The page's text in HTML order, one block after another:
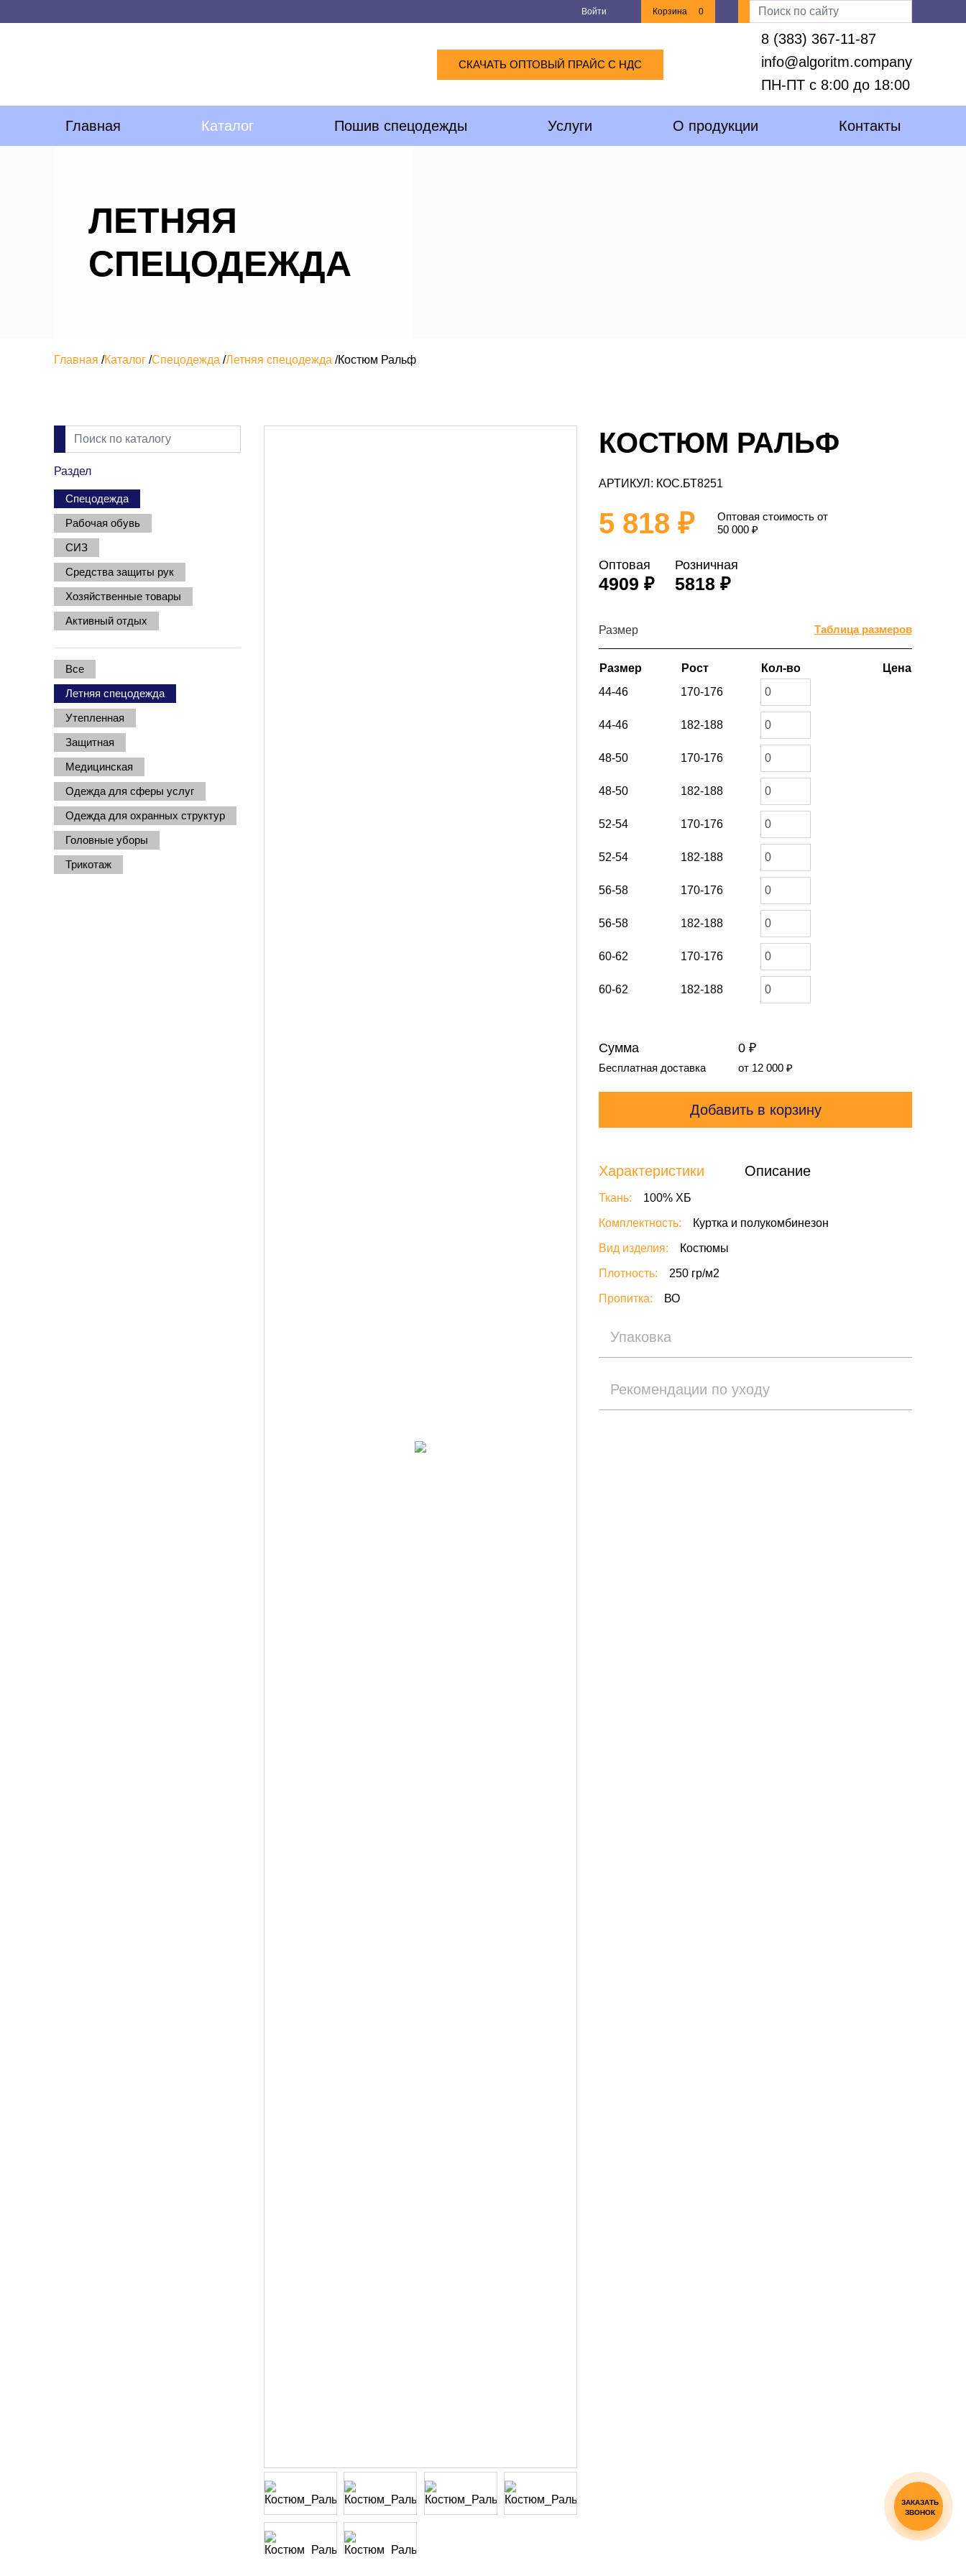
Войти Корзина 0
СКАЧАТЬ ОПТОВЫЙ ПРАЙС С НДС
8 (383) 367-11-87
info@algoritm.company
ПН-ПТ с 8:00 до 18:00
Главная Каталог Пошив спецодежды Услуги О продукции Контакты
ЛЕТНЯЯ
СПЕЦОДЕЖДА
Главная /Каталог /Спецодежда /Летняя спецодежда /Костюм Ральф
КОСТЮМ РАЛЬФ
АРТИКУЛ: КОС.БТ8251
5 818 ₽
Оптовая стоимость от
50 000 ₽
Оптовая
4909 ₽
Розничная
5818 ₽
Размер Таблица размеров
Размер Рост Кол-во
Цена
44-46
170-176
44-46 182-188
48-50 170-176
48-50 182-188
52-54 170-176
52-54 182-188
56-58 170-176
56-58 182-188
60-62 170-176
60-62 182-188
Сумма
Бесплатная доставка
0 ₽
от 12 000 ₽
Добавить в корзину
Характеристики Описание
Ткань: 100% ХБ
Комплектность: Куртка и полукомбинезон
Вид изделия: Костюмы
Плотность: 250 гр/м2
Пропитка: ВО
Упаковка
Рекомендации по уходу
Раздел
Спецодежда
Рабочая обувь
СИЗ
Средства защиты рук
Хозяйственные товары
Активный отдых
Все
Летняя спецодежда
Утепленная
Защитная
Медицинская
Одежда для сферы услуг
Одежда для охранных структур
Головные уборы
Трикотаж
ЗАКАЗАТЬ
ЗВОНОК